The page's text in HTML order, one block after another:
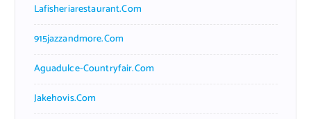
Lafisheriarestaurant.com
915jazzandmore.com
Aguadulce-Countryfair.com
Jakehovis.com